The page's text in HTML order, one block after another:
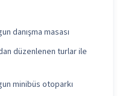
danışma masası
düzenlenen turlar ile
minibüs otoparkı